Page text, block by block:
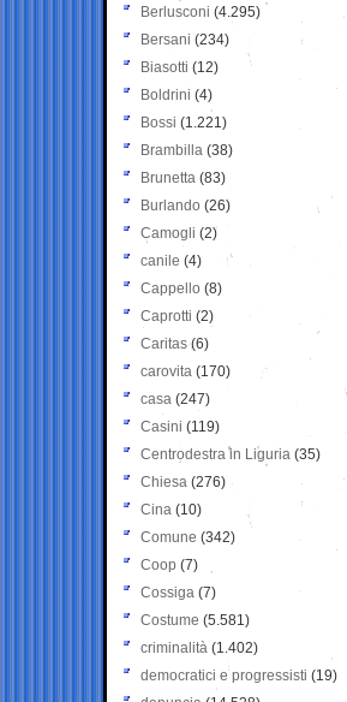
Berlusconi (4.295)
Bersani (234)
Biasotti (12)
Boldrini (4)
Bossi (1.221)
Brambilla (38)
Brunetta (83)
Burlando (26)
Camogli (2)
canile (4)
Cappello (8)
Caprotti (2)
Caritas (6)
carovita (170)
casa (247)
Casini (119)
Centrodestra in Liguria (35)
Chiesa (276)
Cina (10)
Comune (342)
Coop (7)
Cossiga (7)
Costume (5.581)
criminalità (1.402)
democratici e progressisti (19)